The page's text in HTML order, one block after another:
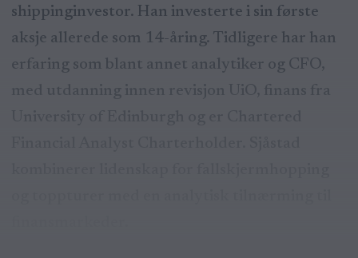
shippinginvestor. Han investerte i sin første
aksje allerede som 14-åring. Tidligere har han
erfaring som blant annet analytiker og CFO,